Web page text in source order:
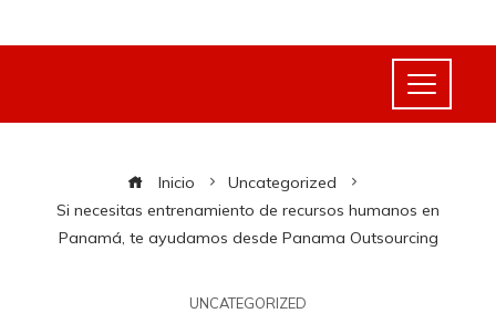
Inicio
Uncategorized
Si necesitas entrenamiento de recursos humanos en
Panamá, te ayudamos desde Panama Outsourcing
UNCATEGORIZED